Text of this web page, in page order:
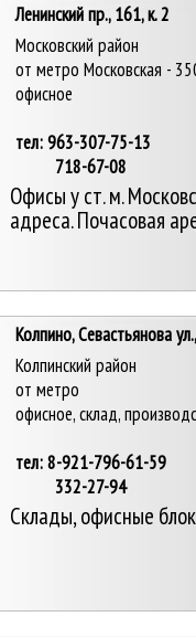
Ленинский пр., 161, к. 2
Московский район
от метро Московская -
офисное
тел: 963-307-75-13
718-67-08
Офисы у ст. м.
адреса. Почасовая
Колпино, Севастьянова
Колпинский район
от метро
офисное, склад,
тел: 8-921-796-61-59
332-27-94
Склады, офисные